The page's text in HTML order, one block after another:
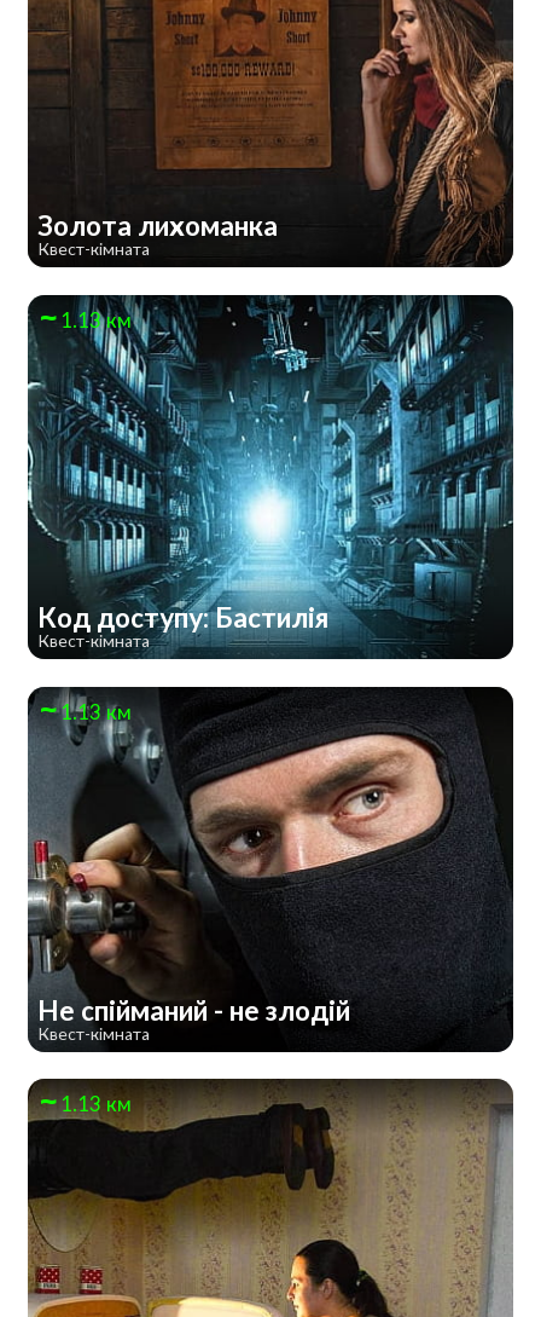
Золота лихоманка
Квест-кімната
1.13 км
Код доступу: Бастилія
Квест-кімната
1.13 км
Не спійманий - не злодій
Квест-кімната
1.13 км